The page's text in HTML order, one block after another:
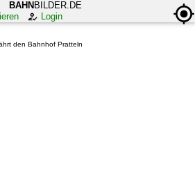
BAHN BILDER.DE
Login
den Bahnhof Pratteln